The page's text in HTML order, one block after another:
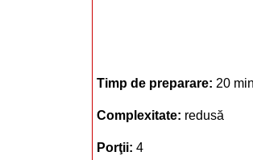
Timp de preparare: 20
Complexitate: redusă
Porţii: 4